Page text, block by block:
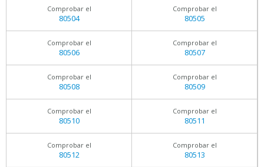
Comprobar el
80504
Comprobar el
80505
Comprobar el
80506
Comprobar el
80507
Comprobar el
80508
Comprobar el
80509
Comprobar el
80510
Comprobar el
80511
Comprobar el
80512
Comprobar el
80513